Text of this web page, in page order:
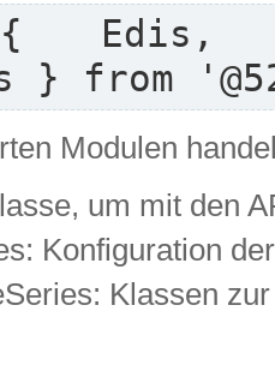
Edis,
} from
Modulen
um mit den
Konfiguration
Klassen